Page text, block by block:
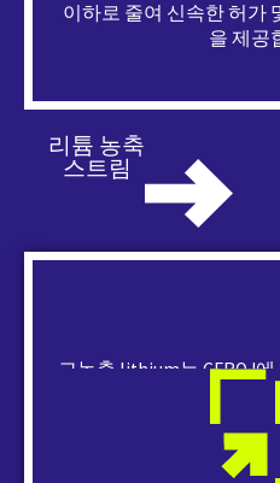
이하로 줄여 신속한 허가
을 제공
리튬 농축
스트림
고농축 lithium는 CFRO I
의 리튬을 생산합니다.